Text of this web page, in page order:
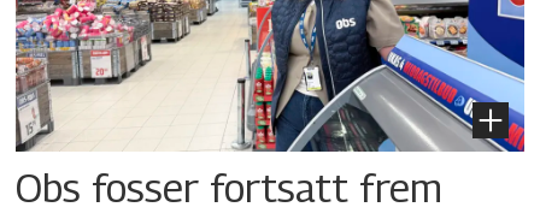
Obs fosser fortsatt frem